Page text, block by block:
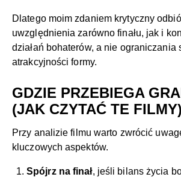
Dlatego moim zdaniem krytyczny
uwzględnienia zarówno finału, jak i
działań bohaterów, a nie ograniczania
atrakcyjności formy.
GDZIE PRZEBIEGA
(JAK CZYTAĆ TE FILMY)
Przy analizie filmu warto zwrócić
kluczowych aspektów.
Spójrz na finał, jeśli bilans życia